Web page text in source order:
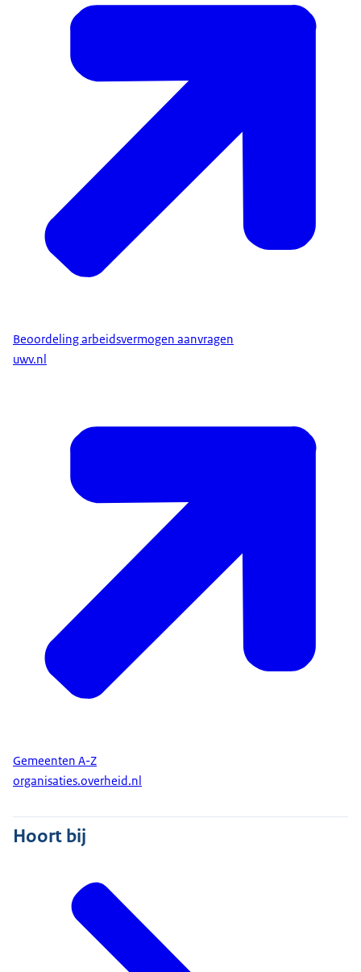
Heb ik recht op Wajong?
In de volgende situaties heeft u recht op Wajong:
verjaardag een langdurige
ziekte of handicap.
U kreeg na uw 18
en voor de dag dat u 30 jaar
werd een langdurige ziekte of handicap. In het
jaar voordat u uw ziekte of handicap kreeg,
volgde u minimaal 6 maanden een opleiding.
Daarnaast moet u voldoen aan de volgende
voorwaarden:
u woont in Nederland;
Geen Wajong, wel bijstand?
recht op Wajong, maar misschien wel recht op
bijstand. Een bijstandsuitkering vraagt u aan bij de
zoeken naar geschikt werk.
Hoe kan ik Wajong regelen?
Heeft u een ziekte of handicap en daardoor
moeite bij het vinden van werk, dan kunt u bij
UWV een beoordeling van uw arbeidsvermogen
aanvragen. Als u blijvend geen arbeidsvermogen
heeft, dan kunt u misschien een Wajong-uitkering
Hoe hoog is de Wajong-uitkering?
Wanneer eindigt mijn recht op
Uw recht op Wajong eindigt als:
u in het buitenland gaat wonen;
u de AOW-leeftijd bereikt;
u langer dan 1 maand in detentie zit;
u een opleiding gaat volgen;
u zich niet aan de regels houdt;
Beoordeling arbeidsvermogen aanvragen
uwv.nl
Gemeenten A-Z
organisaties.overheid.nl
Hoort bij